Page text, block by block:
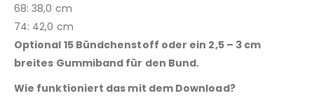
68: 38,0 cm
74: 42,0 cm
Optional 15 Bündchenstoff oder ein 2,5 – 3 cm
breites Gummiband für den Bund.
Wie funktioniert das mit dem Download?